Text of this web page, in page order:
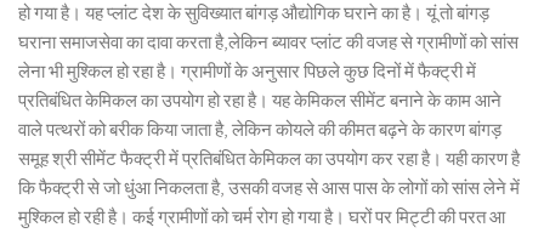
हो गया है। यह प्लांट देश के सुविख्यात बांगड़ औद्योगिक घराने का है। यूं तो बांगड़
घराना समाजसेवा का दावा करता है,लेकिन ब्यावर प्लांट की वजह से ग्रामीणों को सांस
लेना भी मुश्किल हो रहा है। ग्रामीणों के अनुसार पिछले कुछ दिनों में फैक्ट्री में
प्रतिबंधित केमिकल का उपयोग हो रहा है। यह केमिकल सीमेंट बनाने के काम आने
वाले पत्थरों को बरीक किया जाता है, लेकिन कोयले की कीमत बढ़ने के कारण बांगड़
समूह श्री सीमेंट फैक्ट्री में प्रतिबंधित केमिकल का उपयोग कर रहा है। यही कारण है
कि फैक्ट्री से जो धुंआ निकलता है, उसकी वजह से आस पास के लोगों को सांस लेने में
मुश्किल हो रही है। कई ग्रामीणों को चर्म रोग हो गया है। घरों पर मिट्टी की परत आ